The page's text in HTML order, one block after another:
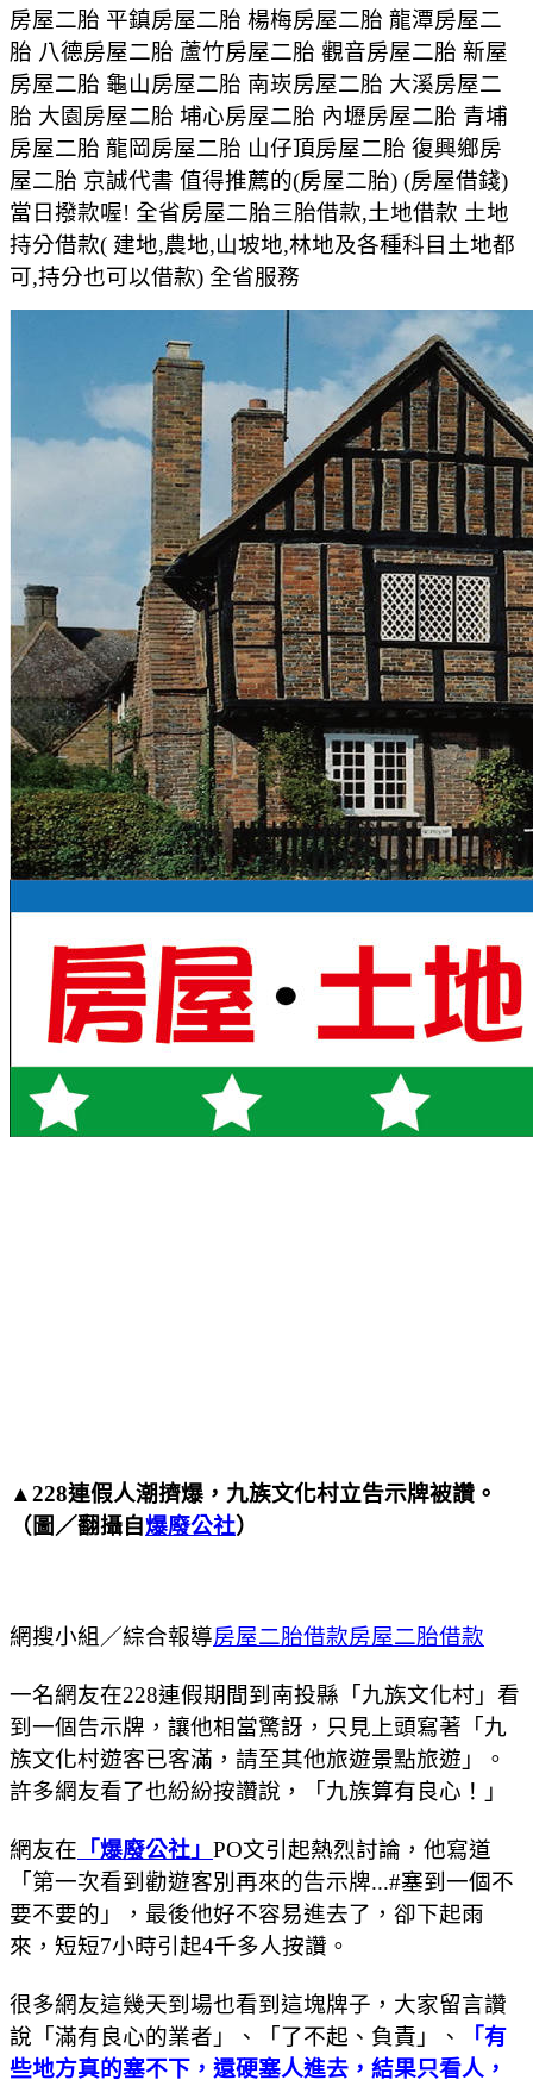
房屋二胎 平鎮房屋二胎 楊梅房屋二胎 龍潭房屋二
胎 八德房屋二胎 蘆竹房屋二胎 觀音房屋二胎 新屋
房屋二胎 龜山房屋二胎 南崁房屋二胎 大溪房屋二
胎 大園房屋二胎 埔心房屋二胎 內壢房屋二胎 青埔
房屋二胎 龍岡房屋二胎 山仔頂房屋二胎 復興鄉房
屋二胎 京誠代書 值得推薦的(房屋二胎) (房屋借錢)
當日撥款喔! 全省房屋二胎三胎借款,土地借款 土地
持分借款( 建地,農地,山坡地,林地及各種科目土地都
可,持分也可以借款) 全省服務
▲228連假人潮擠爆，九族文化村立告示牌被讚。
（圖／翻攝自爆廢公社）
網搜小組／綜合報導房屋二胎借款房屋二胎借款
一名網友在228連假期間到南投縣「九族文化村」看
到一個告示牌，讓他相當驚訝，只見上頭寫著「九
族文化村遊客已客滿，請至其他旅遊景點旅遊」。
許多網友看了也紛紛按讚說，「九族算有良心！」
網友在 「爆廢公社」 PO文引起熱烈討論，他寫道
「第一次看到勸遊客別再來的告示牌...#塞到一個不
要不要的」，最後他好不容易進去了，卻下起雨
來，短短7小時引起4千多人按讚。
很多網友這幾天到場也看到這塊牌子，大家留言讚
說「滿有良心的業者」、「了不起、負責」、
「有
些地方真的塞不下，還硬塞人進去，結果只看人，